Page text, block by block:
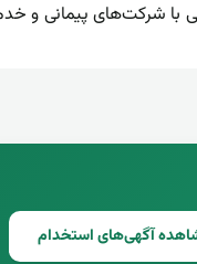
با شرکت‌های پیمانی و
آگهی‌های استخدام